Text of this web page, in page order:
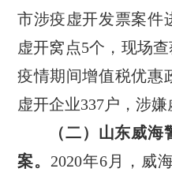
市涉疫虚开发票案件
虚开窝点5个，现场
疫情期间增值税优惠
虚开企业337户，涉
（二）山东威
案。 2020年6月，威